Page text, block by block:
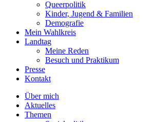
Queerpolitik
Kinder, Jugend & Familien
Demografie
Mein Wahlkreis
Landtag
Meine Reden
Besuch und Praktikum
Presse
Kontakt
Über mich
Aktuelles
Themen